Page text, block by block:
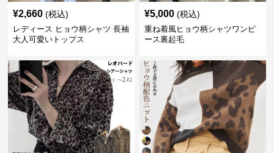
¥2,660 (税込)
レディース ヒョウ柄シャツ 長袖
大人可愛いトップス
¥5,000 (税込)
重ね着風ヒョウ柄シャツワンピ
ース裏起毛